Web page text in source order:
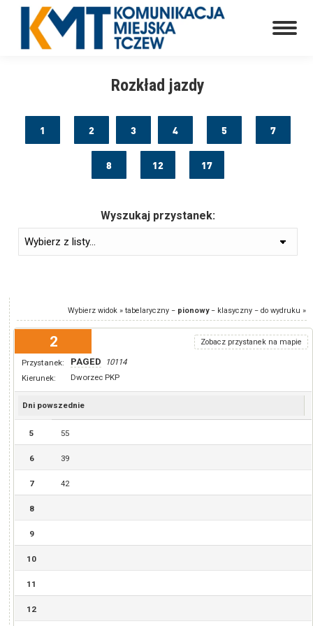
Rozkład jazdy
1 2 3 4 5 7
8 12 17
Wyszukaj przystanek:
Wybierz widok » tabelaryczny − pionowy− klasyczny − do wydruku »
2 Zobacz przystanek na mapie
Przystanek: PAGED
10114
Kierunek:
Dworzec PKP
Dni powszednie
5 55
6 39
7 42
8
9
10
11
12